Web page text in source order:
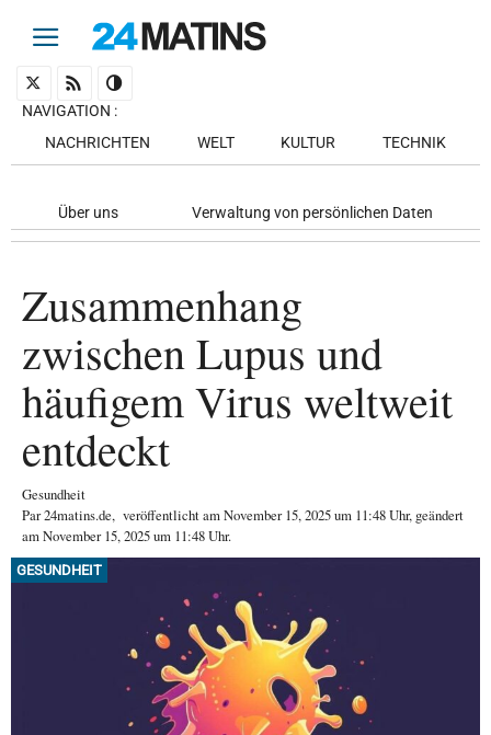
NAVIGATION :
NACHRICHTEN
WELT KULTUR TECHNIK
Über uns Verwaltung von persönlichen Daten
Zusammenhang
zwischen Lupus und
häufigem Virus weltweit
entdeckt
Gesundheit
Par24matins.de, veröffentlicht amNovember 15, 2025um 11:48 Uhr, geändert
am November 15, 2025 um 11:48 Uhr.
GESUNDHEIT